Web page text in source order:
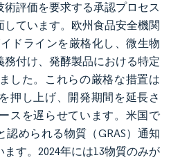
評価を要求する承認プロセス
ています。欧州食品安全機関
イドラインを厳格化し、微生物
付け、発酵製品における特定
した。これらの厳格な措置は
押し上げ、開発期間を延長さ
スを遅らせています。米国で
認められる物質（GRAS）通知
す。2024年には13物質のみが